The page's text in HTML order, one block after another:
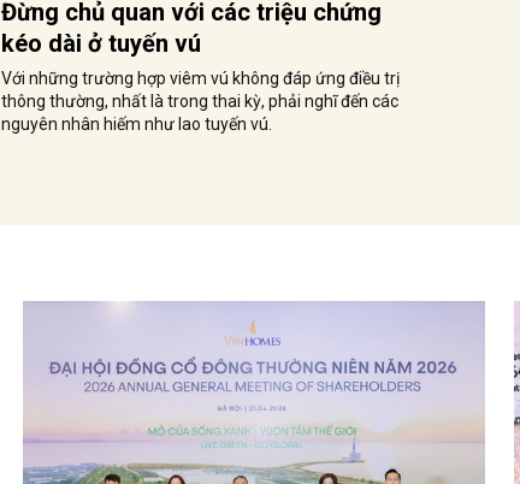
Đừng chủ quan với các triệu chứng
kéo dài ở tuyến vú
Với những trường hợp viêm vú không đáp ứng điều trị
thông thường, nhất là trong thai kỳ, phải nghĩ đến các
nguyên nhân hiếm như lao tuyến vú.